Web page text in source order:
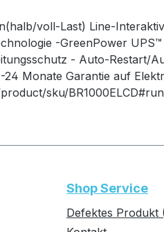
voll-Last) Line-
-GreenPower
- Auto-Restart/
Monate Garantie auf
sku/
Shop Service
Defektes Produkt